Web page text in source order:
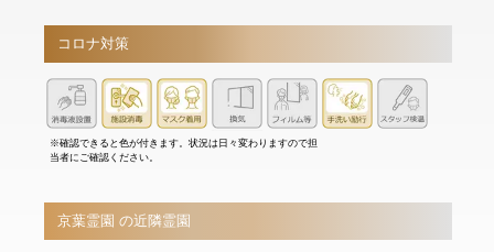
コロナ対策
※確認できると色が付きます。状況は日々変わりますので担
当者にご確認ください。
京葉霊園 の近隣霊園